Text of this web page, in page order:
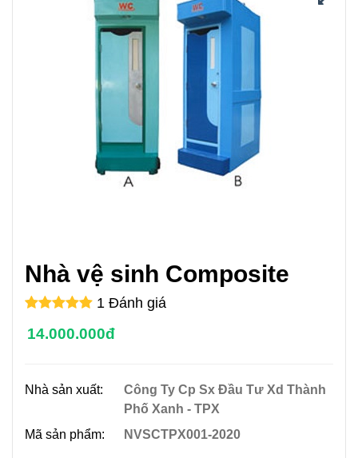
Nhà vệ sinh Composite
1 Đánh giá
14.000.000đ
Nhà sản xuất:
Công Ty Cp Sx Đầu Tư Xd Thành
Phố Xanh - TPX
Mã sản phẩm:
NVSCTPX001-2020